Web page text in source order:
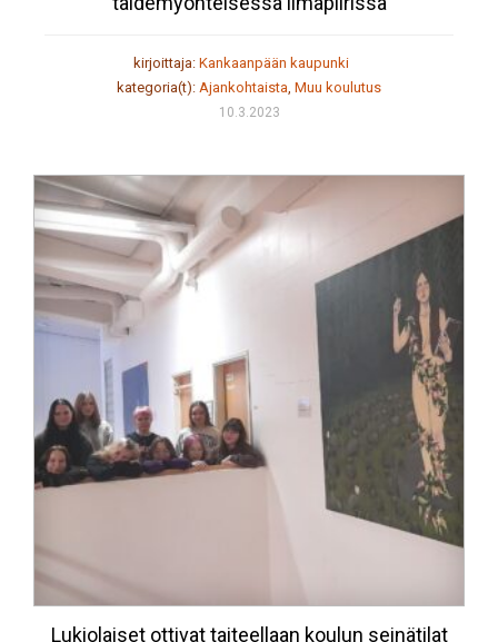
kirjoittaja: Kankaanpään kaupunki
kategoria(t): Ajankohtaista, Muu koulutus
10.3.2023
Lukiolaiset ottivat taiteellaan koulun seinätilat